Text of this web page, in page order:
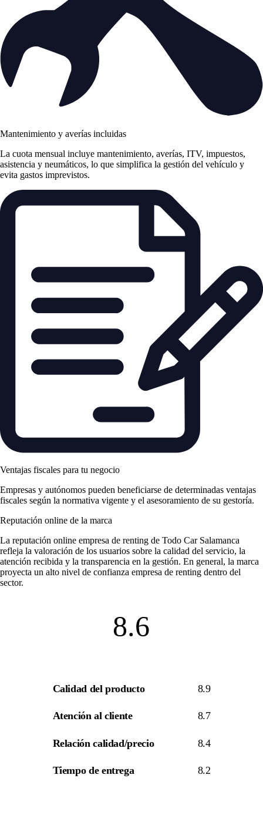
Mantenimiento y averías incluidas
La cuota mensual incluye mantenimiento, averías, ITV, impuestos,
asistencia y neumáticos, lo que simplifica la gestión del vehículo y
evita gastos imprevistos.
Ventajas fiscales para tu negocio
Empresas y autónomos pueden beneficiarse de determinadas ventajas
fiscales según la normativa vigente y el asesoramiento de su gestoría.
Reputación online de la marca
La reputación online empresa de renting de Todo Car Salamanca
refleja la valoración de los usuarios sobre la calidad del servicio, la
atención recibida y la transparencia en la gestión. En general, la marca
proyecta un alto nivel de confianza empresa de renting dentro del
sector.
8.6
Calidad del producto 8.9
Atención al cliente 8.7
Relación calidad/precio 8.4
Tiempo de entrega 8.2